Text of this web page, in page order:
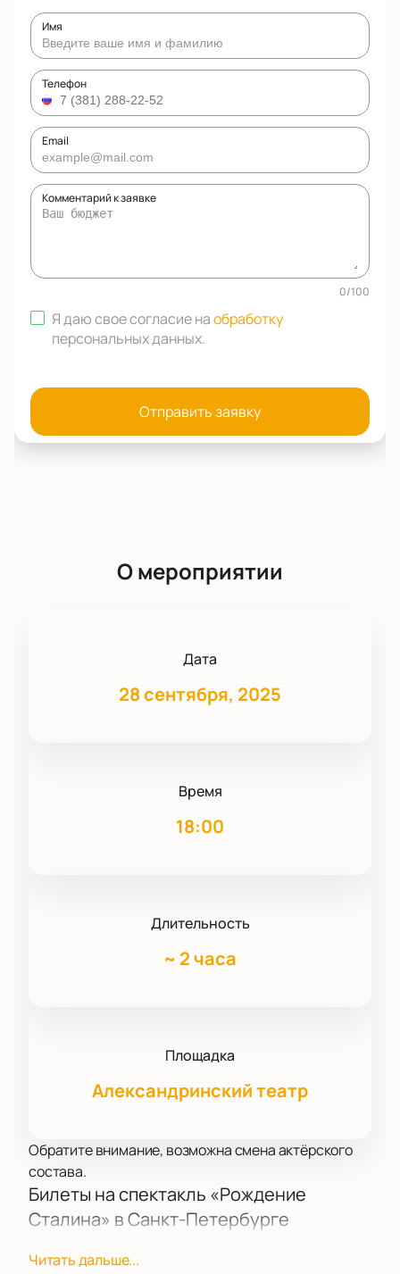
Имя
Телефон
Email
Комментарий к заявке
0/100
Я даю свое согласие наобработку
персональных данных.
Отправить заявку
О мероприятии
Дата
28 сентября, 2025
Время
18:00
Длительность
~ 2 часа
Площадка
Александринский театр
Обратите внимание, возможна смена актёрского
состава.
Билеты на спектакль «Рождение
Сталина» в Санкт-Петербурге
Александринского театра по адресу: пл.
Читать дальше...